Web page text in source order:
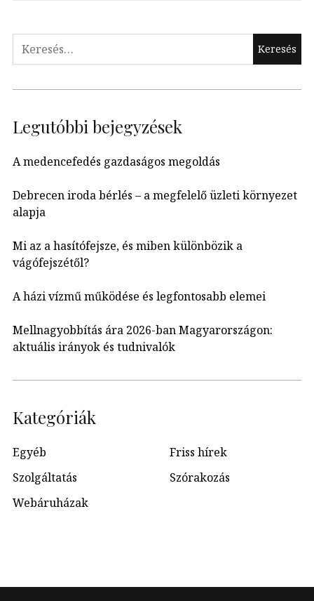
Keresés:
Legutóbbi bejegyzések
A medencefedés gazdaságos megoldás
Debrecen iroda bérlés – a megfelelő üzleti környezet
alapja
Mi az a hasítófejsze, és miben különbözik a
vágófejszétől?
A házi vízmű működése és legfontosabb elemei
Mellnagyobbítás ára 2026-ban Magyarországon:
aktuális irányok és tudnivalók
Kategóriák
Egyéb
Friss hírek
Szolgáltatás
Szórakozás
Webáruházak